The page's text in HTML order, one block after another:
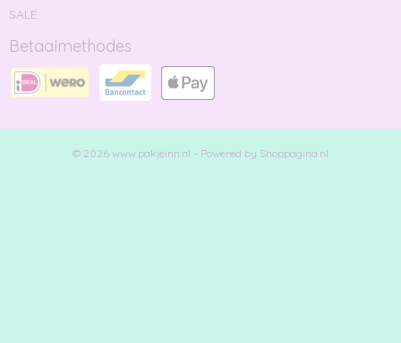
SALE
Betaalmethodes
© 2026 www.pakjeinn.nl - Powered by Shoppagina.nl